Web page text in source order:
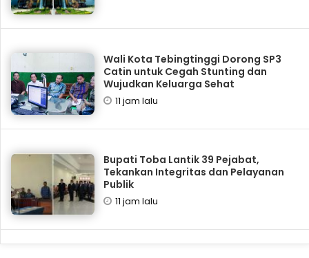
Wali Kota Tebingtinggi Dorong SP3
Catin untuk Cegah Stunting dan
Wujudkan Keluarga Sehat
11 jam lalu
Bupati Toba Lantik 39 Pejabat,
Tekankan Integritas dan Pelayanan
Publik
11 jam lalu